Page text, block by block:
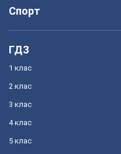
Спорт
ГДЗ
1 клас
2 клас
3 клас
4 клас
5 клас